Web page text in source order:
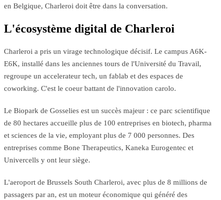
en Belgique, Charleroi doit être dans la conversation.
L'écosystème digital de Charleroi
Charleroi a pris un virage technologique décisif. Le campus A6K-
E6K, installé dans les anciennes tours de l'Université du Travail,
regroupe un accelerateur tech, un fablab et des espaces de
coworking. C'est le coeur battant de l'innovation carolo.
Le Biopark de Gosselies est un succès majeur : ce parc scientifique
de 80 hectares accueille plus de 100 entreprises en biotech, pharma
et sciences de la vie, employant plus de 7 000 personnes. Des
entreprises comme Bone Therapeutics, Kaneka Eurogentec et
Univercells y ont leur siège.
L'aeroport de Brussels South Charleroi, avec plus de 8 millions de
passagers par an, est un moteur économique qui généré des